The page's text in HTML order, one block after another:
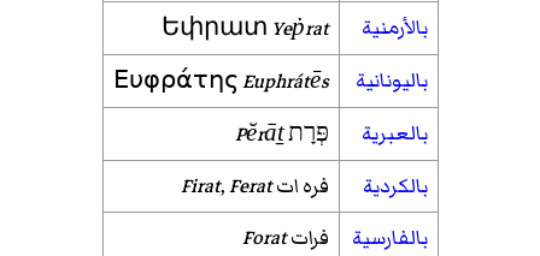
بالأرمنية
Եփրատ Yeṗrat
باليونانية
ΕυφράτηςEuphrátēs
بالعبرية
פְּרָתPĕrāṯ
بالكردية
فره ات Firat,Ferat
بالفارسية
فراتForat